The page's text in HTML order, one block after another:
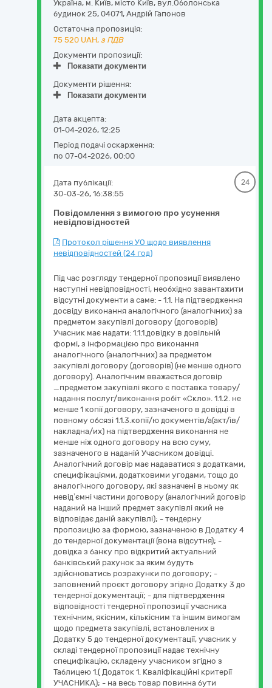
Україна, м. Київ, місто Київ, вул.Оболонська
будинок 25, 04071, Андрій Гапонов
Остаточна пропозиція:
75 520 UAH, з ПДВ
Документи пропозиції:
Показати документи
Документи рішення:
Показати документи
Дата акцепта:
01-04-2026, 12:25
Період подачі оскарження:
по 07-04-2026, 00:00
Повідомлення з вимогою про усунення
невідповідностей
Дата публікації:
30-03-26, 16:38:55
24
Протокол рішення УО щодо виявлення
невідповідностей (24 год)
Під час розгляду тендерної пропозиції виявлено
наступні невідповідності, необхідно завантажити
відсутні документи а саме: - 1.1. На підтвердження
досвіду виконання аналогічного (аналогічних) за
предметом закупівлі договору (договорів)
Учасник має надати: 1.1.1.довідку в довільній
формі, з інформацією про виконання
аналогічного (аналогічних) за предметом
закупівлі договору (договорів) (не менше одного
договору). Аналогічним вважається договір
_предметом закупівлі якого є поставка товару/
надання послуг/виконання робіт «Скло». 1.1.2. не
менше 1 копії договору, зазначеного в довідці в
повному обсязі 1.1.3.копії/ю документів/а(акт/ів/
накладна/их) на підтвердження виконання не
менше ніж одного договору на всю суму,
зазначеного в наданій Учасником довідці.
Аналогічний договір має надаватися з додатками,
специфікаціями, додатковими угодами, тощо до
аналогічного договору, які зазначені в ньому як
невід’ємні частини договору (аналогічний договір
наданий на інший предмет закупівлі який не
відповідає даній закупівлі); - тендерну
пропозицію за формою, зазначеною в Додатку 4
до тендерної документації (вона відсутня); -
довідка з банку про відкритий актуальний
банківський рахунок за яким будуть
здійснюватись розрахунки по договору; -
заповнений проєкт договору згідно Додатку 3 до
тендерної документації; - для підтвердження
відповідності тендерної пропозиції учасника
технічним, якісним, кількісним та іншим вимогам
щодо предмета закупівлі, встановлених в
Додатку 5 до тендерної документації, учасник у
складі тендерної пропозиції надає технічну
специфікацію, складену учасником згідно з
Таблицею 1.( Додаток 1. Кваліфікаційні критерії
УЧАСНИКА); - на весь товар повинна бути